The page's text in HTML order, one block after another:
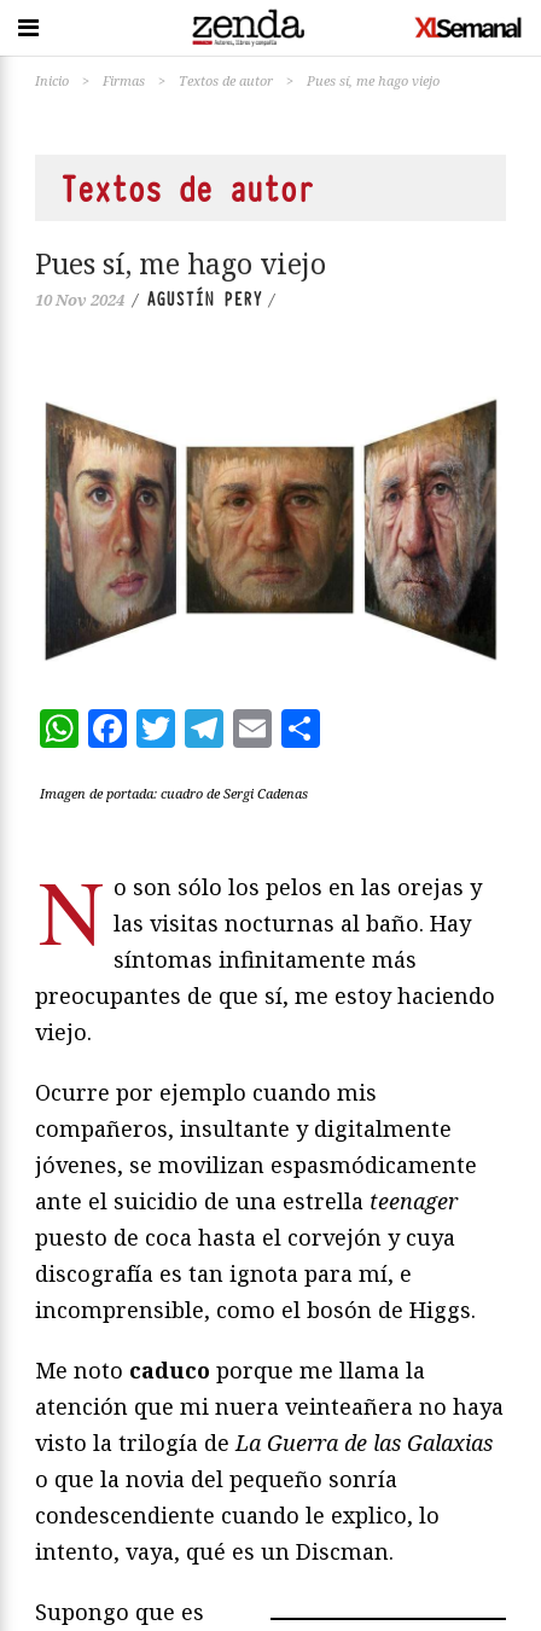
Inicio > Firmas > Textos de autor > Pues sí, me hago viejo
Textos de autor
Pues sí, me hago viejo
10 Nov 2024 / AGUSTÍN PERY /
WhatsApp
Facebook
Twitter
Telegram
Email
Imagen de portada: cuadro de Sergi Cadenas
N o son sólo los pelos en las orejas y
las visitas nocturnas al baño. Hay
síntomas infinitamente más
preocupantes de que sí, me estoy haciendo
viejo.
Ocurre por ejemplo cuando mis
compañeros, insultante y digitalmente
jóvenes, se movilizan espasmódicamente
ante el suicidio de una estrella teenager
puesto de coca hasta el corvejón y cuya
discografía es tan ignota para mí, e
incomprensible, como el bosón de Higgs.
Me noto caduco porque me llama la
atención que mi nuera veinteañera no haya
visto la trilogía deLa Guerra de las Galaxias
o que la novia del pequeño sonría
condescendiente cuando le explico, lo
intento, vaya, qué es un Discman.
Supongo que es